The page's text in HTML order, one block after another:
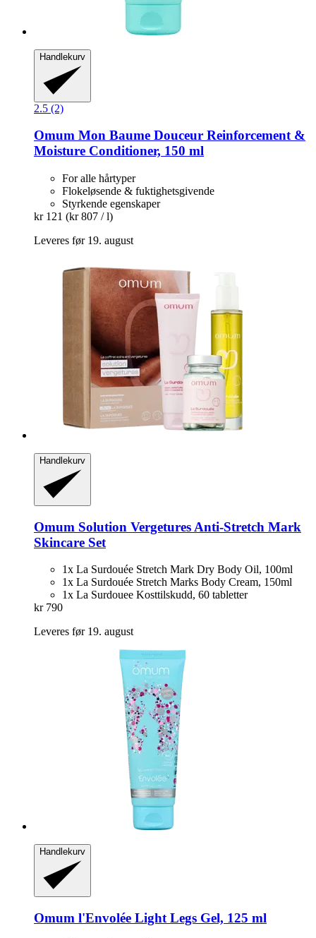
Handlekurv
2.5 (2)
Omum Mon Baume Douceur Reinforcement &
Moisture Conditioner, 150 ml
For alle hårtyper
Flokeløsende & fuktighetsgivende
Styrkende egenskaper
kr 121 (kr 807 / l)
Leveres før 19. august
Handlekurv
Omum Solution Vergetures Anti-​Stretch Mark
Skincare Set
1x La Surdouée Stretch Mark Dry Body Oil, 100ml
1x La Surdouée Stretch Marks Body Cream, 150ml
1x La Surdouee Kosttilskudd, 60 tabletter
kr 790
Leveres før 19. august
Handlekurv
Omum l'Envolée Light Legs Gel, 125 ml